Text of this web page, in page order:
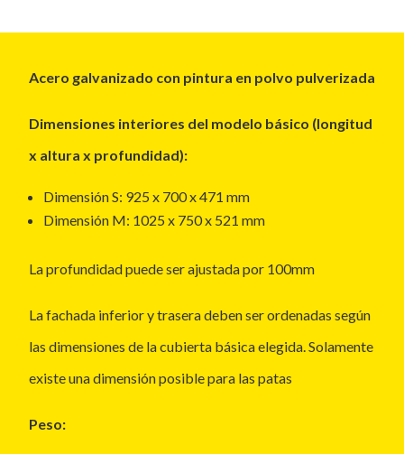
Acero galvanizado con pintura en polvo pulverizada
Dimensiones interiores del modelo básico (longitud
x altura x profundidad):
Dimensión S: 925 x 700 x 471 mm
Dimensión M: 1025 x 750 x 521 mm
La profundidad puede ser ajustada por 100mm
La fachada inferior y trasera deben ser ordenadas según
las dimensiones de la cubierta básica elegida. Solamente
existe una dimensión posible para las patas
Peso: